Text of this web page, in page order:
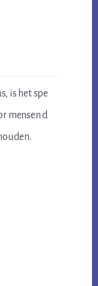
is het spe
mensen d